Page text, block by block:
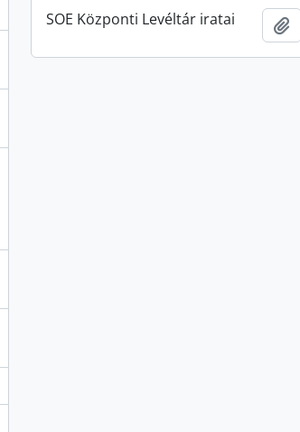
SOE Központi Levéltár iratai